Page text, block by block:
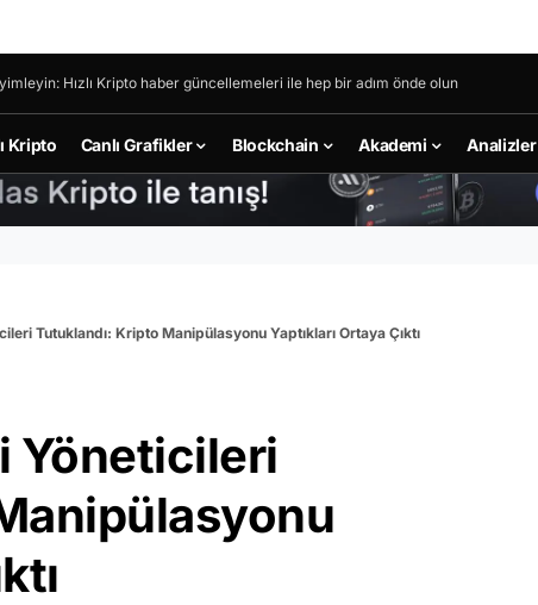
Hızlı Kripto haber güncellemeleri ile hep bir adım önde olun
Kripto Canlı Grafikler Blockchain Akademi Analizler
Tutuklandı: Kripto Manipülasyonu Yaptıkları Ortaya Çıktı
Yöneticileri